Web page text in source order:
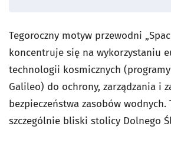
Tegoroczny motyw przewodni
koncentruje się na wykorzystaniu
technologii kosmicznych
Galileo) do ochrony, zarządzania i
bezpieczeństwa zasobów wodnych.
szczególnie bliski stolicy Dolnego